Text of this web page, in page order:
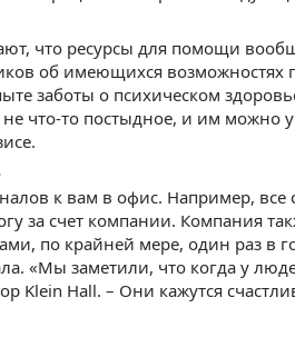
что ресурсы для помощи
об имеющихся
заботы о психическом
что-то постыдное, и им можно
к вам в офис. Например, все
за счет компании. Компания
по крайней мере, один раз в
«Мы заметили, что когда у
Klein Hall. – Они кажутся